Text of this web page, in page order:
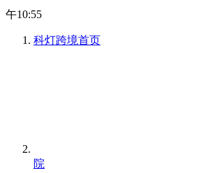
午10:55
科灯跨境首页
院